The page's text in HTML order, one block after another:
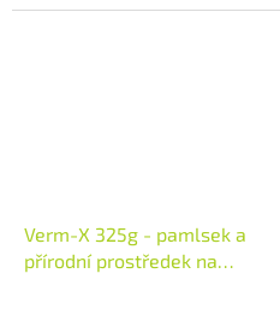
Verm-X 325g - pamlsek a
přírodní prostředek na